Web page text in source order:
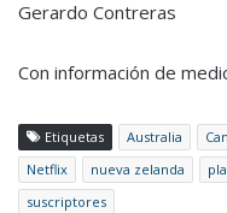
Gerardo Contreras
Con información de
Etiquetas Australia
Netflix
nueva zelanda
suscriptores